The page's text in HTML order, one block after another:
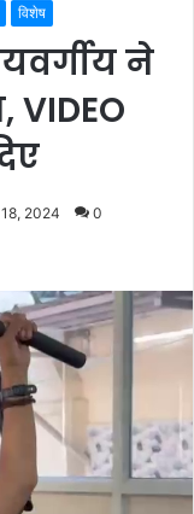
विशेष
ने
VIDEO
2024 0